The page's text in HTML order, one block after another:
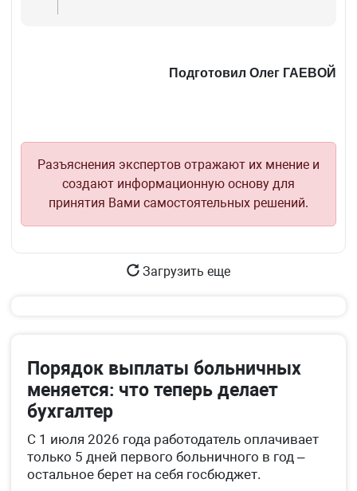
Подготовил Олег ГАЕВОЙ
Разъяснения экспертов отражают их мнение и
создают информационную основу для
принятия Вами самостоятельных решений.
Загрузить еще
Порядок выплаты больничных
меняется: что теперь делает
бухгалтер
С 1 июля 2026 года работодатель оплачивает
только 5 дней первого больничного в год –
остальное берет на себя госбюджет.